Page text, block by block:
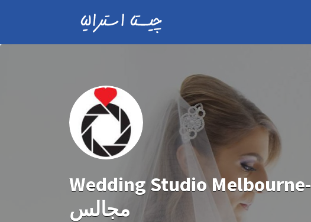
Wedding Studio Melbourne- فیلمبرداری
مجالس